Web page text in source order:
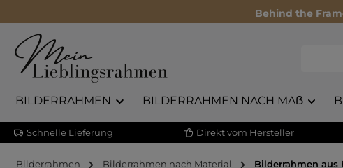
Behind the
BILDERRAHMEN BILDERRAHMEN NACH MAẞ
Schnelle Lieferung Direkt vom Hersteller
Bilderrahmen Bilderrahmen nach Material Bilderrahmen aus